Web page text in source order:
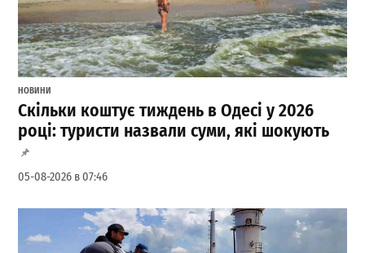
НОВИНИ
Скільки коштує тиждень в Одесі у 2026
році: туристи назвали суми, які шокують
05-08-2026 в 07:46